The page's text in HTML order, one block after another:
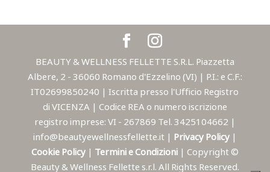
BEAUTY & WELLNESS FELLETTE S.R.L. Piazzetta
Albere, 2 - 36060 Romano d'Ezzelino (VI) | P.I.: e C.F.:
IT02699850240 | Iscritta presso l'Ufficio Registro
di VICENZA | Codice REA o numero iscrizione
registro imprese: VI - 267869 Tel. 3425104662 |
info@beautyewellnessfellette.it | Privacy Policy |
Cookie Policy | Termini e Condizioni | Copyright ©
Beauty & Wellness Fellette s.r.l. All Rights Reserved.